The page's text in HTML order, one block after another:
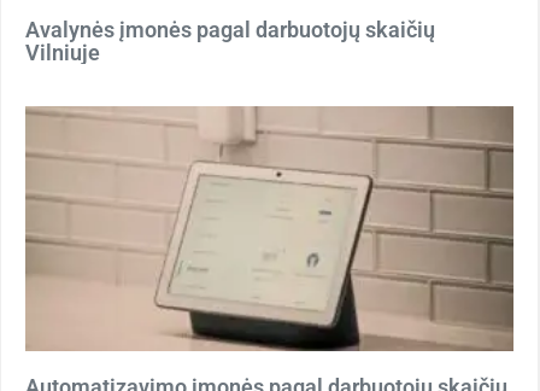
Avalynės įmonės pagal darbuotojų skaičių
Vilniuje